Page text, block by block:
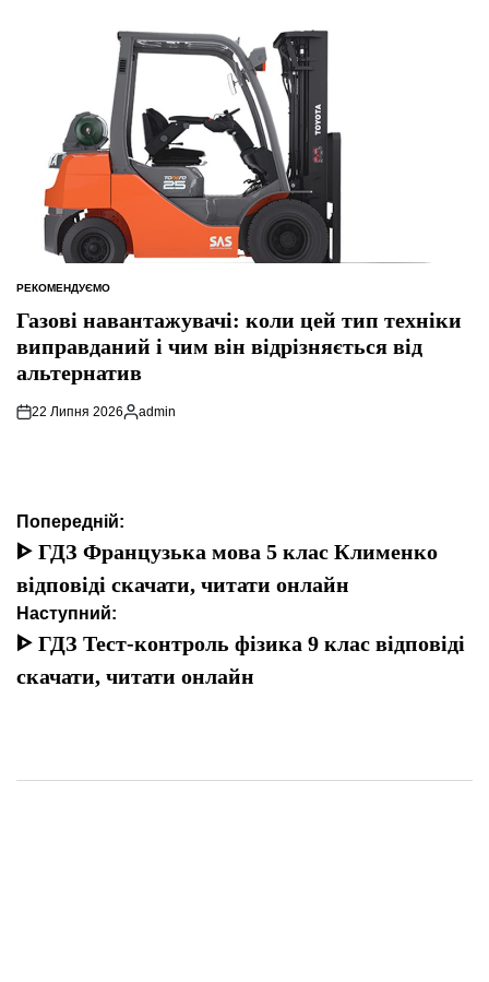
ОПУБЛІКУВАТИ
РЕКОМЕНДУЄМО
Газові навантажувачі: коли цей тип техніки
виправданий і чим він відрізняється від
альтернатив
22 Липня 2026
Опубліковано
admin
Навігація
записів
Попередній:
ᐈ ГДЗ Французька мова 5 клас Клименко
відповіді скачати, читати онлайн
Наступний:
ᐈ ГДЗ Тест-контроль фізика 9 клас відповіді
скачати, читати онлайн